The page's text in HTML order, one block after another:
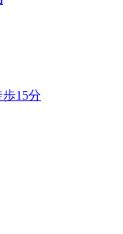
15分